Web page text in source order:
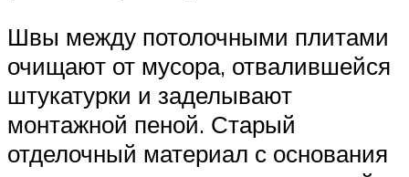
Швы между потолочными плитами
очищают от мусора, отвалившейся
штукатурки и заделывают
монтажной пеной. Старый
отделочный материал с основания